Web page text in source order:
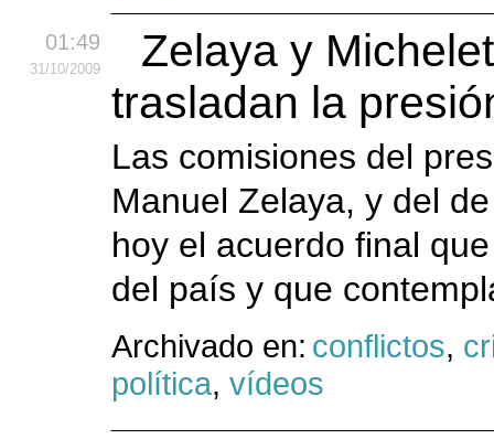
01:49
31/10/2009
Zelaya y
trasladan la
Las comisiones del
Manuel Zelaya, y del
hoy el acuerdo final
del país y que
Archivado en: conflictos,
política, vídeos